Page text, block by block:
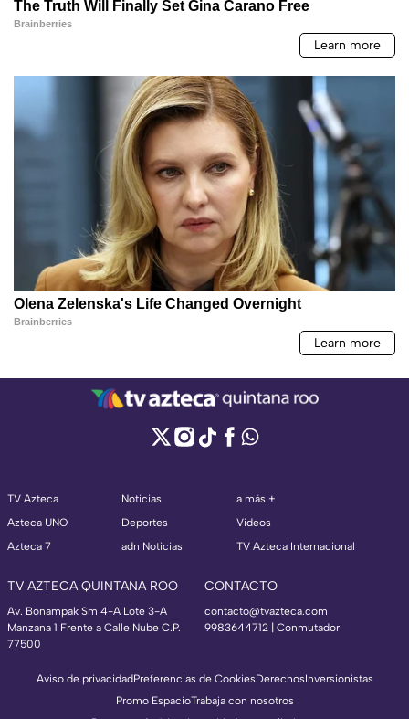
TV Azteca
Azteca UNO
Azteca 7
Noticias
Deportes
adn Noticias
a más +
Videos
TV Azteca Internacional
TV AZTECA QUINTANA ROO
Av. Bonampak Sm 4-A Lote 3-A
Manzana 1 Frente a Calle Nube C.P.
77500
CONTACTO
contacto@tvazteca.com
9983644712 | Conmutador
Aviso de privacidadPreferencias de CookiesDerechosInversionistas
Promo EspacioTrabaja con nosotros